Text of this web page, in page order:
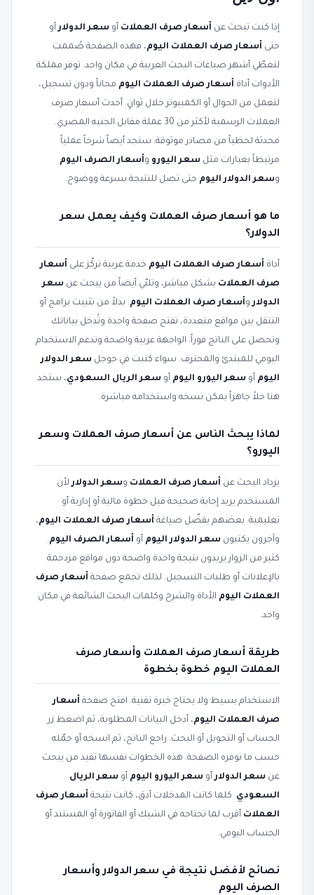
إذا كنت تبحث عن أسعار صرف العملات أو سعر الدولارأو
حتى أسعار صرف العملات اليوم، فهذه الصفحة صُممت
لتغطّي أشهر صياغات البحث العربية في مكان واحد. توفر مملكة
الأدوات أداة أسعار صرف العملات اليوم مجاناً ودون تسجيل،
لتعمل من الجوال أو الكمبيوتر خلال ثوانٍ. أحدث أسعار صرف
العملات الرسمية لأكثر من 30 عملة مقابل الجنيه المصري.
محدثة لحظياً من مصادر موثوقة. ستجد أيضاً شرحاً عملياً
مرتبطاً بعبارات مثل سعر اليورو وأسعار الصرف اليوم
وسعر الدولار اليوم حتى تصل للنتيجة بسرعة ووضوح.
ما هو أسعار صرف العملات وكيف يعمل سعر
الدولار؟
أداة أسعار صرف العملات اليوم خدمة عربية تركّز على أسعار
صرف العملات بشكل مباشر، وتلبّي أيضاً من يبحث عن سعر
الدولاروأسعار صرف العملات اليوم. بدلاً من تثبيت برامج أو
التنقل بين مواقع متعددة، تفتح صفحة واحدة وتُدخل بياناتك
وتحصل على الناتج فوراً. الواجهة عربية واضحة وتدعم الاستخدام
اليومي للمبتدئ والمحترف. سواء كتبت في جوجل سعر الدولار
اليوم أو سعر اليورو اليوم أو سعر الريال السعودي، ستجد
هنا حلاً جاهزاً يمكن نسخه واستخدامه مباشرة.
لماذا يبحث الناس عن أسعار صرف العملات وسعر
اليورو؟
يزداد البحث عن أسعار صرف العملات وسعر الدولارلأن
المستخدم يريد إجابة صحيحة قبل خطوة مالية أو إدارية أو
تعليمية. بعضهم يفضّل صياغة أسعار صرف العملات اليوم،
وآخرون يكتبون سعر الدولار اليوم أو أسعار الصرف اليوم.
كثير من الزوار يريدون نتيجة واحدة واضحة دون مواقع مزدحمة
بالإعلانات أو طلبات التسجيل. لذلك تجمع صفحة أسعار صرف
العملات اليوم الأداة والشرح وكلمات البحث الشائعة في مكان
واحد.
طريقة أسعار صرف العملات وأسعار صرف
العملات اليوم خطوة بخطوة
الاستخدام بسيط ولا يحتاج خبرة تقنية. افتح صفحة أسعار
صرف العملات اليوم، أدخل البيانات المطلوبة، ثم اضغط زر
الحساب أو التحويل أو البحث. راجع الناتج، ثم انسخه أو حمّله
حسب ما توفره الصفحة. هذه الخطوات نفسها تفيد من يبحث
عن سعر الدولارأو سعر اليورو اليوم أو سعر الريال
السعودي. كلما كانت المدخلات أدق، كانت نتيجة أسعار صرف
العملات أقرب لما تحتاجه في الشيك أو الفاتورة أو المستند أو
الحساب اليومي.
نصائح لأفضل نتيجة في سعر الدولار وأسعار
الصرف اليوم